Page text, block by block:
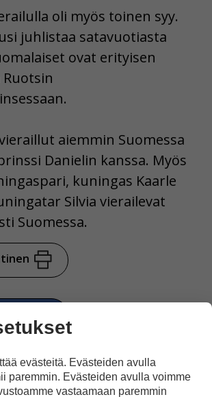
oli myös toinen syy.
juhlistaa satavuotiasta
ovat erityisen
aiemmin Suomessa
Danielin kanssa. Myös
kuningas Kaarle
Silvia vierailevat
Suomessa.
evästeitä. Evästeiden avulla
paremmin. Evästeiden avulla voimme
vastaamaan paremmin